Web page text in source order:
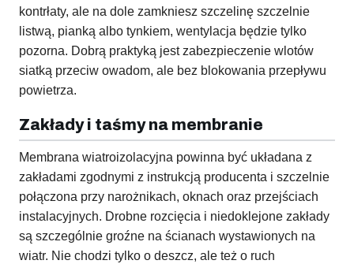
kontrłaty, ale na dole zamkniesz szczelinę szczelnie
listwą, pianką albo tynkiem, wentylacja będzie tylko
pozorna. Dobrą praktyką jest zabezpieczenie wlotów
siatką przeciw owadom, ale bez blokowania przepływu
powietrza.
Zakłady i taśmy na membranie
Membrana wiatroizolacyjna powinna być układana z
zakładami zgodnymi z instrukcją producenta i szczelnie
połączona przy narożnikach, oknach oraz przejściach
instalacyjnych. Drobne rozcięcia i niedoklejone zakłady
są szczególnie groźne na ścianach wystawionych na
wiatr. Nie chodzi tylko o deszcz, ale też o ruch